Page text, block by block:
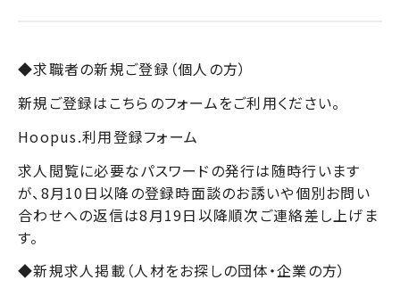
◆求職者の新規ご登録（個人の方）
新規ご登録はこちらのフォームをご利用ください。
Hoopus.利用登録フォーム
求人閲覧に必要なパスワードの発行は随時行います
が、8月10日以降の登録時面談のお誘いや個別お問い
合わせへの返信は8月19日以降順次ご連絡差し上げま
す。
◆新規求人掲載（人材をお探しの団体・企業の方）